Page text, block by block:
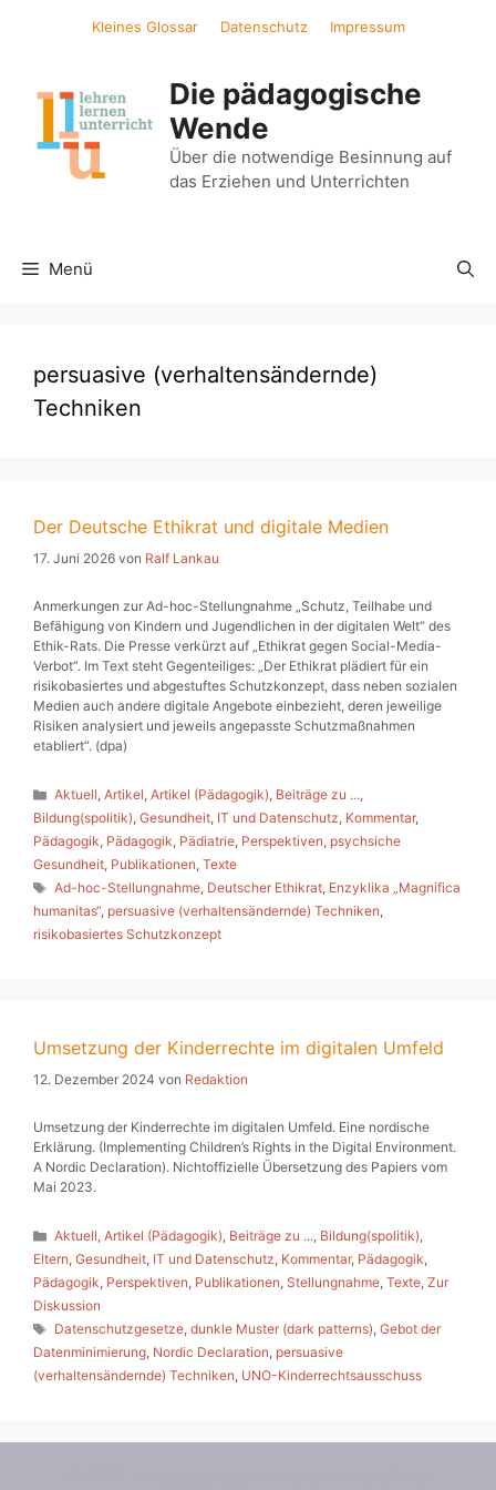
Kleines Glossar Datenschutz Impressum
Die pädagogische
Wende
Über die notwendige Besinnung auf
das Erziehen und Unterrichten
Menü
persuasive (verhaltensändernde)
Techniken
Der Deutsche Ethikrat und digitale Medien
17. Juni 2026 von Ralf Lankau
Anmerkungen zur Ad-hoc-Stellungnahme „Schutz, Teilhabe und
Befähigung von Kindern und Jugendlichen in der digitalen Welt“ des
Ethik-Rats. Die Presse verkürzt auf „Ethikrat gegen Social-Media-
Verbot“. Im Text steht Gegenteiliges: „Der Ethikrat plädiert für ein
risikobasiertes und abgestuftes Schutzkonzept, dass neben sozialen
Medien auch andere digitale Angebote einbezieht, deren jeweilige
Risiken analysiert und jeweils angepasste Schutzmaßnahmen
etabliert“. (dpa)
Kategorien
Aktuell,Artikel,Artikel (Pädagogik), Beiträge zu ...,
Bildung(spolitik), Gesundheit, IT und Datenschutz, Kommentar,
Pädagogik, Pädagogik, Pädiatrie, Perspektiven, psychsiche
Gesundheit, Publikationen, Texte
Schlagwörter
Ad-hoc-Stellungnahme, Deutscher Ethikrat, Enzyklika „Magnifica
humanitas“, persuasive (verhaltensändernde) Techniken,
risikobasiertes Schutzkonzept
Umsetzung der Kinderrechte im digitalen Umfeld
12. Dezember 2024 von Redaktion
Umsetzung der Kinderrechte im digitalen Umfeld. Eine nordische
Erklärung. (Implementing Children’s Rights in the Digital Environment.
A Nordic Declaration). Nichtoffizielle Übersetzung des Papiers vom
Mai 2023.
Kategorien
Aktuell,Artikel (Pädagogik), Beiträge zu ..., Bildung(spolitik),
Eltern, Gesundheit, IT und Datenschutz, Kommentar, Pädagogik,
Pädagogik, Perspektiven, Publikationen, Stellungnahme, Texte, Zur
Diskussion
Schlagwörter
Datenschutzgesetze,dunkle Muster (dark patterns),Gebot der
Datenminimierung, Nordic Declaration, persuasive
(verhaltensändernde) Techniken, UNO-Kinderrechtsausschuss